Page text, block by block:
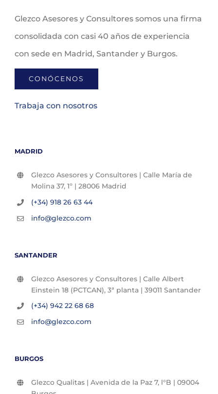
Glezco Asesores y Consultores somos una firma
consolidada con casi 40 años de experiencia
con sede en Madrid, Santander y Burgos.
CONÓCENOS
Trabaja con nosotros
MADRID
Glezco Asesores y Consultores | Calle María de
Molina 37, 1º | 28006 Madrid
(+34) 918 26 63 44
info@glezco.com
SANTANDER
Glezco Asesores y Consultores | Calle Albert
Einstein 18 (PCTCAN), 3ª planta | 39011 Santander
(+34) 942 22 68 68
info@glezco.com
BURGOS
Glezco Qualitas | Avenida de la Paz 7, l°B | 09004